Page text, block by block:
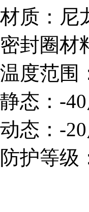
材质：尼
密封圈材
温度范围
静态：-
动态：-
防护等级